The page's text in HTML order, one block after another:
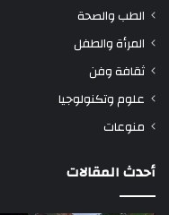
الطب والصحة
المرأة والطفل
ثقافة وفن
علوم وتكنولوجيا
منوعات
أحدث المقالات